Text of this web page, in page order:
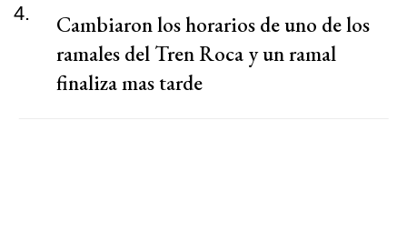
4.
Cambiaron los horarios de uno de los
ramales del Tren Roca y un ramal
finaliza mas tarde